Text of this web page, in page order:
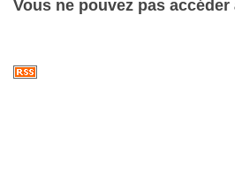
Vous ne pouvez pas